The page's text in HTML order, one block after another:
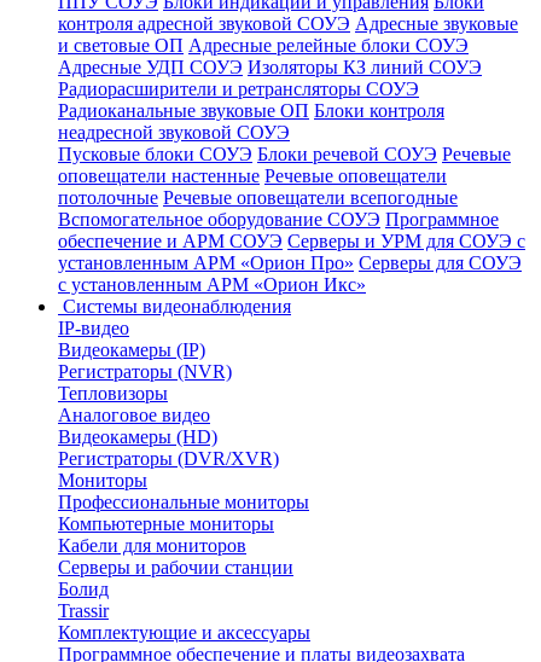
контроля адресной звуковой СОУЭ Адресные звуковые
и световые ОП Адресные релейные блоки СОУЭ
Адресные УДП СОУЭ Изоляторы КЗ линий СОУЭ
Радиорасширители и ретрансляторы СОУЭ
Радиоканальные звуковые ОП Блоки контроля
неадресной звуковой СОУЭ
Пусковые блоки СОУЭ Блоки речевой СОУЭ Речевые
оповещатели настенные Речевые оповещатели
потолочные Речевые оповещатели всепогодные
Вспомогательное оборудование СОУЭ Программное
обеспечение и АРМ СОУЭ Серверы и УРМ для СОУЭ с
установленным АРМ «Орион Про» Серверы для СОУЭ
с установленным АРМ «Орион Икс»
Системы видеонаблюдения
IP-видео
Видеокамеры (IP)
Регистраторы (NVR)
Тепловизоры
Аналоговое видео
Видеокамеры (HD)
Регистраторы (DVR/XVR)
Мониторы
Профессиональные мониторы
Компьютерные мониторы
Кабели для мониторов
Серверы и рабочии станции
Болид
Trassir
Комплектующие и аксессуары
Программное обеспечение и платы видеозахвата